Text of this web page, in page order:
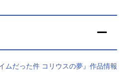
ムだった件 コリウスの夢』作品情報